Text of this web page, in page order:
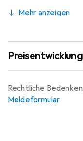
Mehr anzeigen
Preisentwicklung
Rechtliche Bedenken
Meldeformular